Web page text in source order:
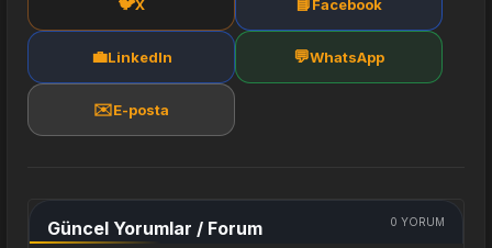
X Facebook
💼LinkedIn 💬WhatsApp
✉️E-posta
Güncel Yorumlar / Forum 0 YORUM